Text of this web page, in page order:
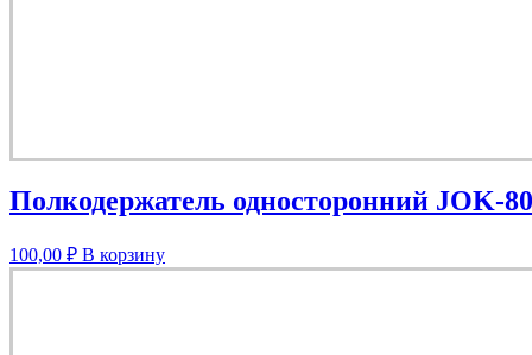
Полкодержатель односторонний JOK-80
100,00 ₽ В корзину